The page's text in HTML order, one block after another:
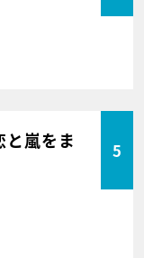
と嵐をま
5